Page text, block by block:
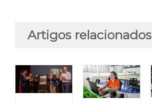
Artigos relacionados